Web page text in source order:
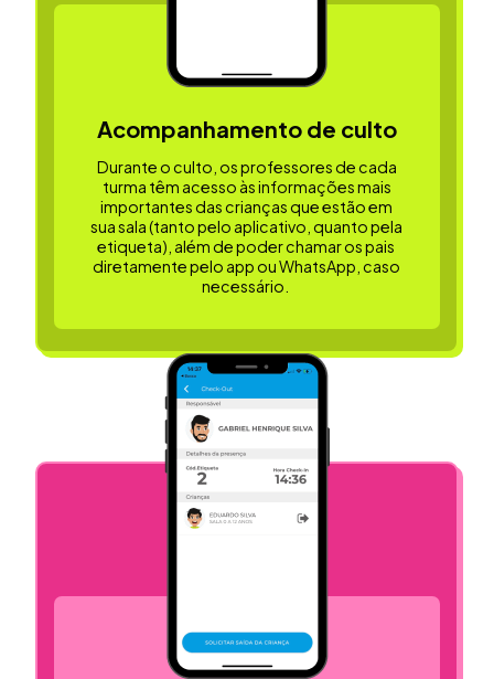
Acompanhamento de culto
Durante o culto, os professores de cada
turma têm acesso às informações mais
importantes das crianças que estão em
sua sala (tanto pelo aplicativo, quanto pela
etiqueta), além de poder chamar os pais
diretamente pelo app ou WhatsApp, caso
necessário.